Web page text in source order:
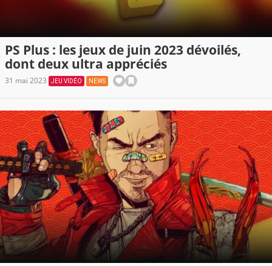
PS Plus : les jeux de juin 2023 dévoilés,
dont deux ultra appréciés
31 mai 2023 JEU VIDÉO NEWS